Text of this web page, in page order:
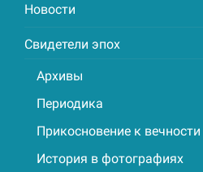
Новости
Свидетели эпох
Архивы
Периодика
Прикосновение к вечности
История в фотографиях